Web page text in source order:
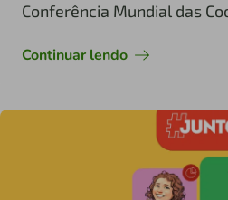
Conferência Mundial das
Continuar lendo